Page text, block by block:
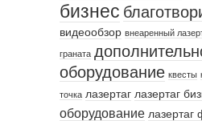
бизнес
видеообзор внеаренный
граната
оборудование квесты
точка лазертаг лазертаг
оборудование лазертаг